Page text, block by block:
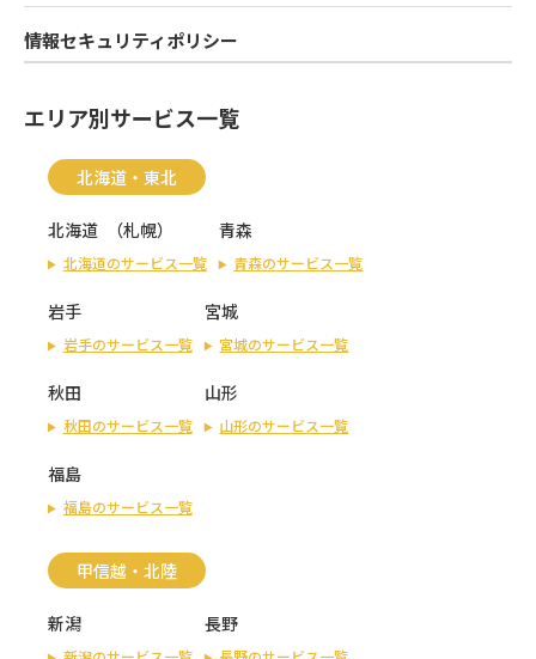
情報セキュリティポリシー
エリア別サービス一覧
北海道・東北
北海道 （札幌）
北海道のサービス一覧
青森
青森のサービス一覧
岩手
岩手のサービス一覧
宮城
宮城のサービス一覧
秋田
秋田のサービス一覧
山形
山形のサービス一覧
福島
福島のサービス一覧
甲信越・北陸
新潟 長野